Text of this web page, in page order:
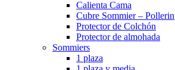
Calienta Cama
Cubre Sommier – Pollerin
Protector de Colchón
Protector de almohada
Sommiers
1 plaza